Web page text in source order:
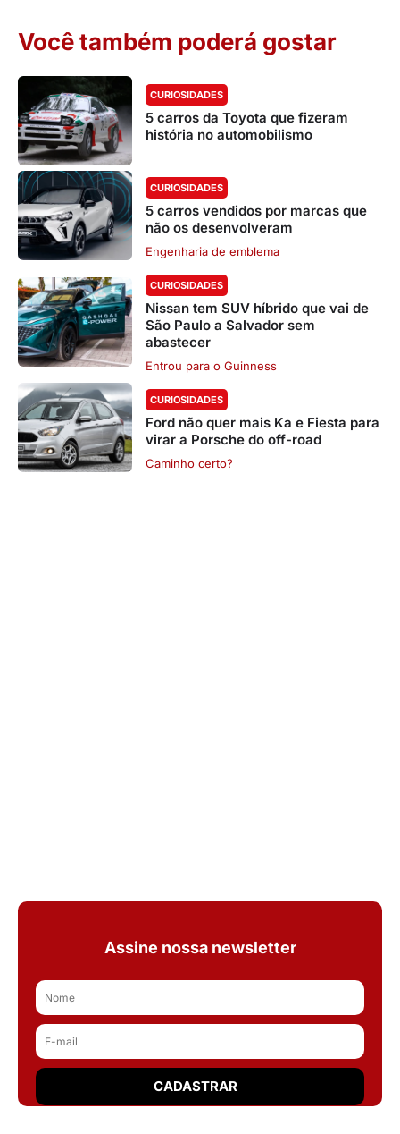
Você também poderá gostar
CURIOSIDADES
5 carros da Toyota que fizeram
história no automobilismo
CURIOSIDADES
5 carros vendidos por marcas que
não os desenvolveram
Engenharia de emblema
CURIOSIDADES
Nissan tem SUV híbrido que vai de
São Paulo a Salvador sem
abastecer
Entrou para o Guinness
CURIOSIDADES
Ford não quer mais Ka e Fiesta para
virar a Porsche do off-road
Caminho certo?
Assine nossa newsletter